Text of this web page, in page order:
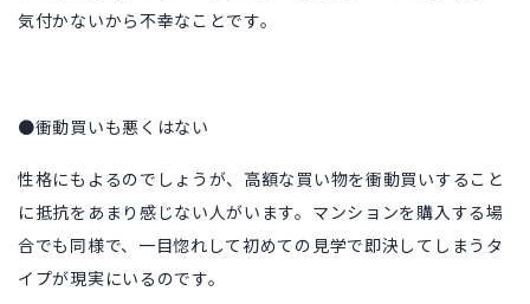
気付かないから不幸なことです。
●衝動買いも悪くはない
性格にもよるのでしょうが、高額な買い物を衝動買いすること
に抵抗をあまり感じない人がいます。マンションを購入する場
合でも同様で、一目惚れして初めての見学で即決してしまうタ
イプが現実にいるのです。